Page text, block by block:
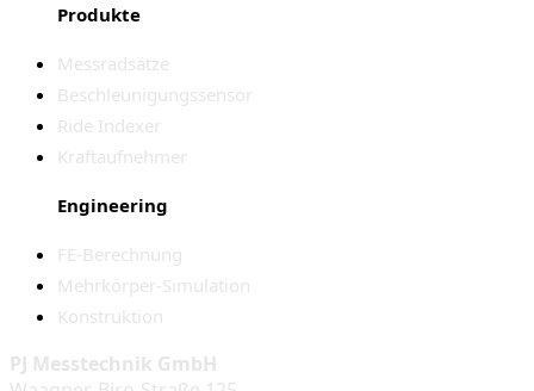
Produkte
Messradsätze
Beschleunigungssensor
Ride Indexer
Kraftaufnehmer
Engineering
FE-Berechnung
Mehrkörper-Simulation
Konstruktion
PJ Messtechnik GmbH